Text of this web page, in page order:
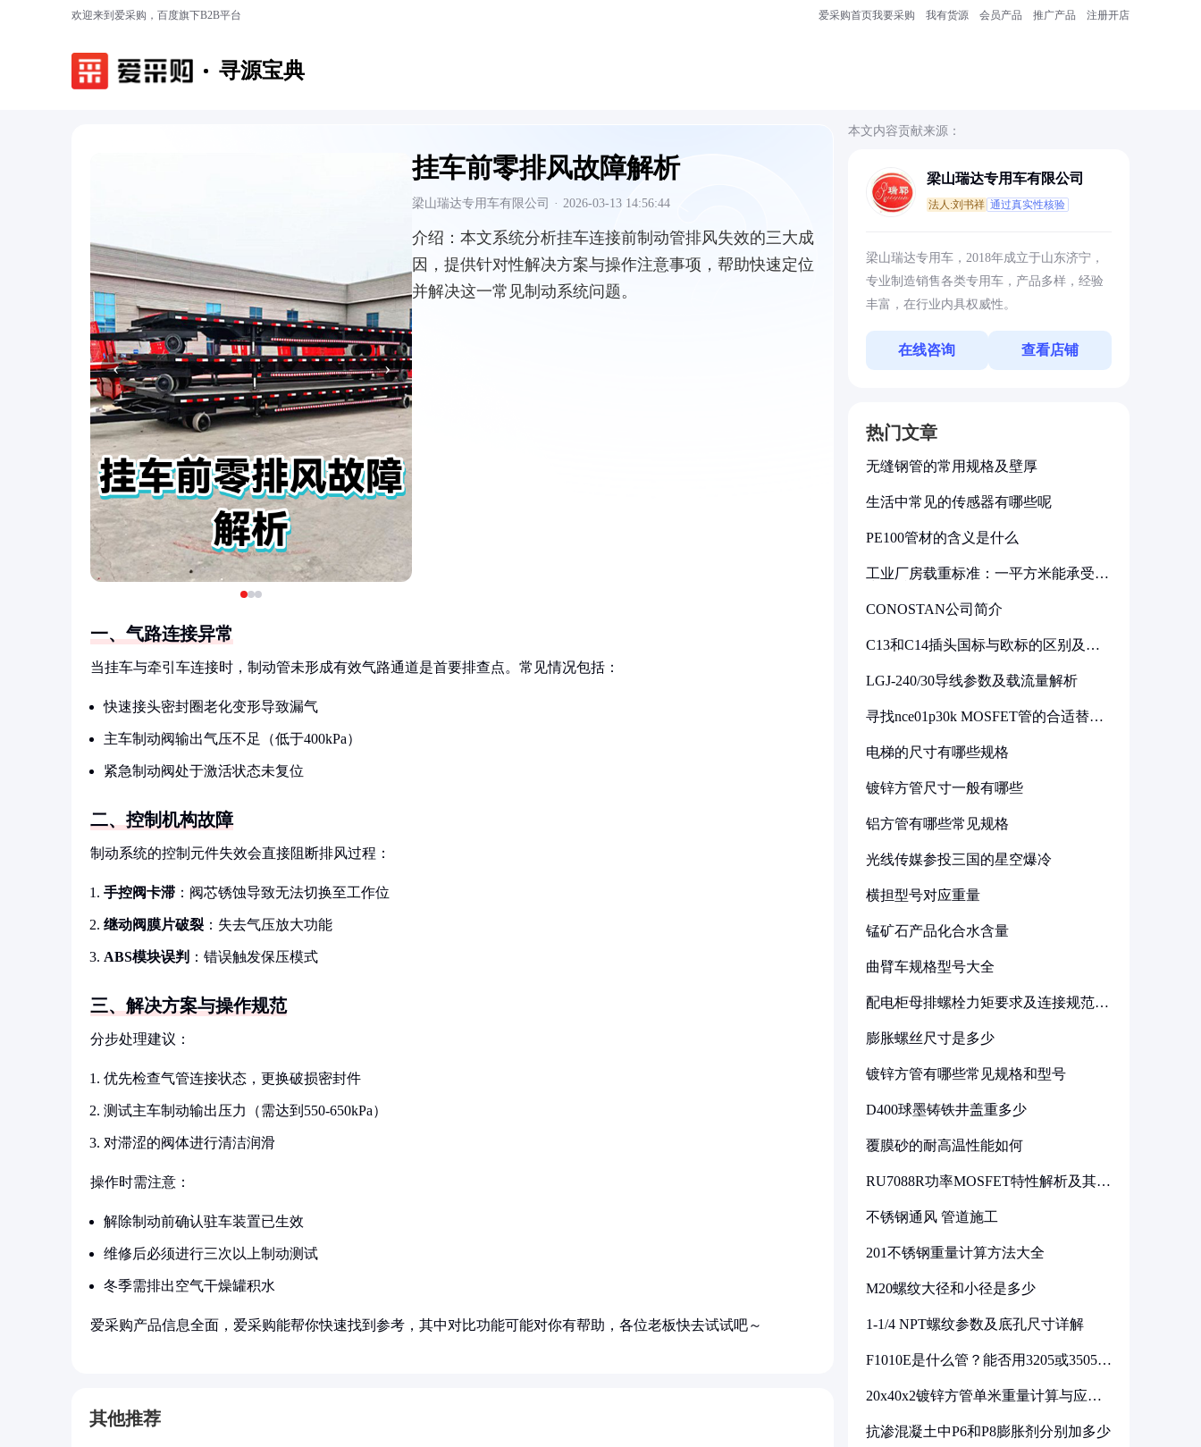
欢迎来到爱采购，百度旗下B2B平台 爱采购首页我要采购 我有货源 会员产品 推广产品 注册开店
寻源宝典
‹ ›
挂车前零排风故障解析
梁山瑞达专用车有限公司 · 2026-03-13 14:56:44
介绍： 本文系统分析挂车连接前制动管排风失效的三大成
因，提供针对性解决方案与操作注意事项，帮助快速定位
并解决这一常见制动系统问题。
一、气路连接异常
当挂车与牵引车连接时，制动管未形成有效气路通道是首要排查点。常见情况包括：
快速接头密封圈老化变形导致漏气
主车制动阀输出气压不足（低于400kPa）
紧急制动阀处于激活状态未复位
二、控制机构故障
制动系统的控制元件失效会直接阻断排风过程：
手控阀卡滞 ：阀芯锈蚀导致无法切换至工作位
继动阀膜片破裂 ：失去气压放大功能
ABS模块误判 ：错误触发保压模式
三、解决方案与操作规范
分步处理建议：
优先检查气管连接状态，更换破损密封件
测试主车制动输出压力（需达到550-650kPa）
对滞涩的阀体进行清洁润滑
操作时需注意：
解除制动前确认驻车装置已生效
维修后必须进行三次以上制动测试
冬季需排出空气干燥罐积水
爱采购产品信息全面，爱采购能帮你快速找到参考，其中对比功能可能对你有帮助，各位老板快去试试吧～
其他推荐
本文内容贡献来源：
梁山瑞达专用车有限公司
法人:刘书祥 通过真实性核验
梁山瑞达专用车，2018年成立于山东济宁，
专业制造销售各类专用车，产品多样，经验
丰富，在行业内具权威性。
在线咨询 查看店铺
热门文章
无缝钢管的常用规格及壁厚
生活中常见的传感器有哪些呢
PE100管材的含义是什么
工业厂房载重标准：一平方米能承受多
CONOSTAN公司简介
C13和C14插头国标与欧标的区别及其
LGJ-240/30导线参数及载流量解析
寻找nce01p30k MOSFET管的合适替代
电梯的尺寸有哪些规格
镀锌方管尺寸一般有哪些
铝方管有哪些常见规格
光线传媒参投三国的星空爆冷
横担型号对应重量
锰矿石产品化合水含量
曲臂车规格型号大全
配电柜母排螺栓力矩要求及连接规范详
膨胀螺丝尺寸是多少
镀锌方管有哪些常见规格和型号
D400球墨铸铁井盖重多少
覆膜砂的耐高温性能如何
RU7088R功率MOSFET特性解析及其在
不锈钢通风 管道施工
201不锈钢重量计算方法大全
M20螺纹大径和小径是多少
1-1/4 NPT螺纹参数及底孔尺寸详解
F1010E是什么管？能否用3205或3505代
20x40x2镀锌方管单米重量计算与应用
抗渗混凝土中P6和P8膨胀剂分别加多少